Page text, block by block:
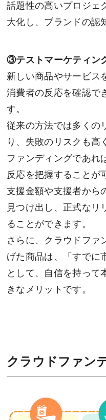
話題性の高いプロジェ
大化し、ブランドの認
③テストマーケティン
新しい商品やサービス
消費者の反応を確認で
す。
従来の方法では多くの
り、失敗のリスクも高
ファンディングであれ
反応を把握することが
支援金額や支援者から
見つけ出し、正式なリ
ることができます。
さらに、クラウドファ
げた商品は、「すでに
として、自信を持って
きなメリットです。
クラウドファン